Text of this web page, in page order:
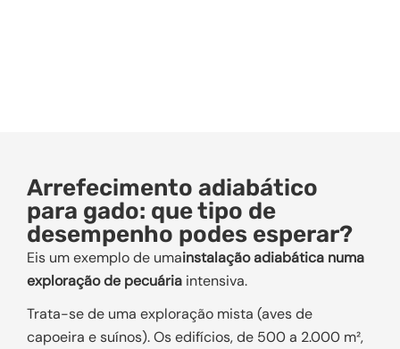
Arrefecimento adiabático
para gado: que tipo de
desempenho podes esperar?
Eis um exemplo de umainstalação adiabática numa
exploração de pecuária intensiva.
Trata-se de uma exploração mista (aves de
capoeira e suínos). Os edifícios, de 500 a 2.000 m²,